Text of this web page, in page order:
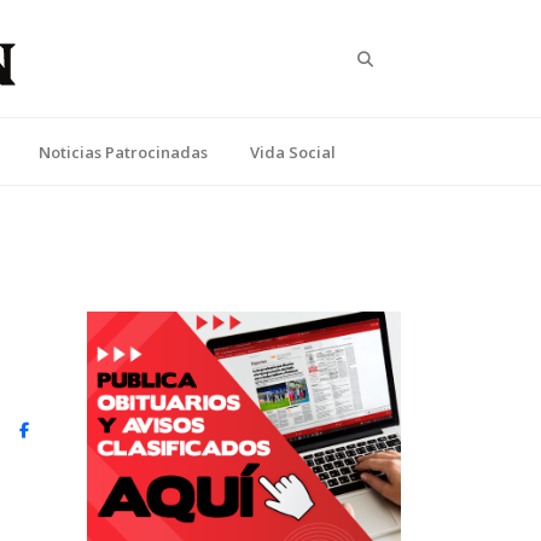
Noticias Patrocinadas Vida Social
Facebook